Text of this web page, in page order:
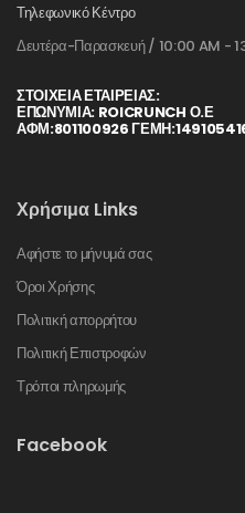
Τηλεφωνικό Κέντρο
Δευτέρα-Παρασκευή / 10:00 AM -
ΣΤΟΙΧΕΊΑ ΕΤΑΙΡΕΊΑΣ:
ΕΠΩΝΥΜΙΑ: ROICRUNCH Ο.Ε
ΑΦΜ:801100926
Χρήσιμα Links
Αφήστε το μήνυμά σας
Όροι Χρήσης
Πολιτική απορρήτου
Πολιτική Επιστροφών
Τρόποι πληρωμής
Facebook